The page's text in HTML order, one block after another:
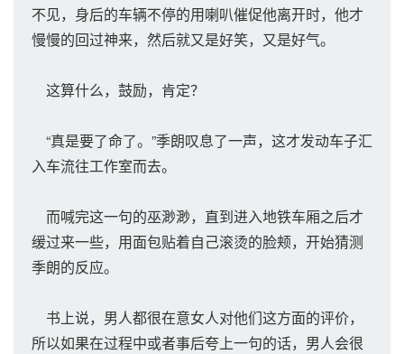
不见，身后的车辆不停的用喇叭催促他离开时，他才
慢慢的回过神来，然后就又是好笑，又是好气。
这算什么，鼓励，肯定？
“真是要了命了。”季朗叹息了一声，这才发动车子汇
入车流往工作室而去。
而喊完这一句的巫渺渺，直到进入地铁车厢之后才
缓过来一些，用面包贴着自己滚烫的脸颊，开始猜测
季朗的反应。
书上说，男人都很在意女人对他们这方面的评价，
所以如果在过程中或者事后夸上一句的话，男人会很